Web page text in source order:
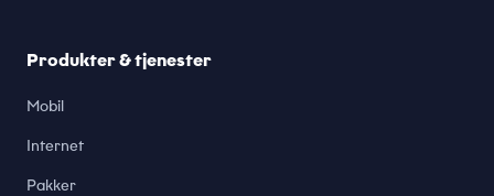
Produkter & tjenester
Mobil
Internet
Pakker